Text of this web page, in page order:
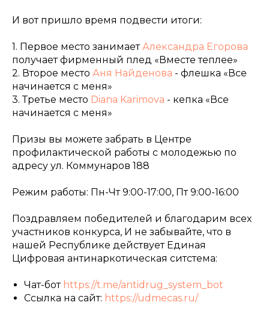
И вот пришло время подвести итоги:
1. Первое место занимаетАлександра Егорова
получает фирменный плед «Вместе теплее»
2. Второе место Аня Найденова - флешка «Все
начинается с меня»
3. Третье место Diana Karimova - кепка «Все
начинается с меня»
Призы вы можете забрать в Центре
профилактической работы с молодежью по
адресу ул. Коммунаров 188
Режим работы: Пн-Чт 9:00-17:00, Пт 9:00-16:00
Поздравляем победителей и благодарим всех
участников конкурса, И не забывайте, что в
нашей Республике действует Единая
Цифровая антинаркотическая ситстема:
Чат-бот https://t.me/antidrug_system_bot
Ссылка на сайт: https://udmecas.ru/